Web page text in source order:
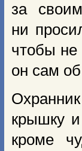
за
ни
чтобы не
он сам
крышку
кроме